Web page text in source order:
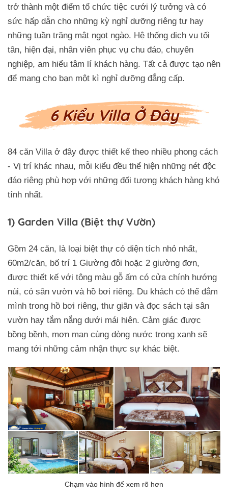
trở thành một điểm tổ chức tiệc cưới lý tưởng và có
sức hấp dẫn cho những kỳ nghỉ dưỡng riêng tư hay
những tuần trăng mật ngọt ngào. Hệ thống dịch vụ tối
tân, hiện đại, nhân viên phục vụ chu đáo, chuyên
nghiệp, am hiểu tâm lí khách hàng. Tất cả được tạo nên
để mang cho bạn một kì nghỉ dưỡng đẳng cấp.
6 Kiểu Villa Ở Đây
84 căn Villa ở đây được thiết kế theo nhiều phong cách
- Vị trí khác nhau, mỗi kiểu đều thể hiện những nét độc
đáo riêng phù hợp với những đối tượng khách hàng khó
tính nhất.
1) Garden Villa (Biệt thự Vườn)
Gồm 24 căn, là loại biệt thự có diện tích nhỏ nhất,
60m2/căn, bố trí 1 Giường đôi hoặc 2 giường đơn,
được thiết kế với tông màu gỗ ấm có cửa chính hướng
núi, có sân vườn và hồ bơi riêng. Du khách có thể đắm
mình trong hồ bơi riêng, thư giãn và đọc sách tại sân
vườn hay tắm nắng dưới mái hiên. Cảm giác được
bồng bềnh, mơn man cùng dòng nước trong xanh sẽ
mang tới những cảm nhận thực sự khác biệt.